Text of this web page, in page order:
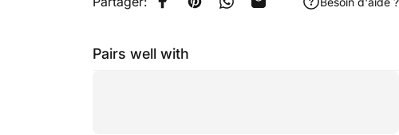
Share on Facebook
Pin on Pinterest
Share on WhatsApp
Share by Email
Pairs well with